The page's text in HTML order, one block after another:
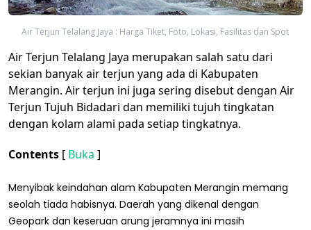
Air Terjun Telalang Jaya : Harga Tiket, Foto, Lokasi, Fasilitas dan Spot
Air Terjun Telalang Jaya merupakan salah satu dari
sekian banyak air terjun yang ada di Kabupaten
Merangin. Air terjun ini juga sering disebut dengan Air
Terjun Tujuh Bidadari dan memiliki tujuh tingkatan
dengan kolam alami pada setiap tingkatnya.
Contents [ Buka ]
Menyibak keindahan alam Kabupaten Merangin memang
seolah tiada habisnya. Daerah yang dikenal dengan
Geopark dan keseruan arung jeramnya ini masih